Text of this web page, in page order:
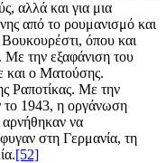
αλλά και για μια
από το ρουμανισμό και
όπου και
την εξαφάνιση του
και ο Ματούσης.
Ραποτίκας. Με την
το 1943, η οργάνωση
να
στη Γερμανία, τη
[52]